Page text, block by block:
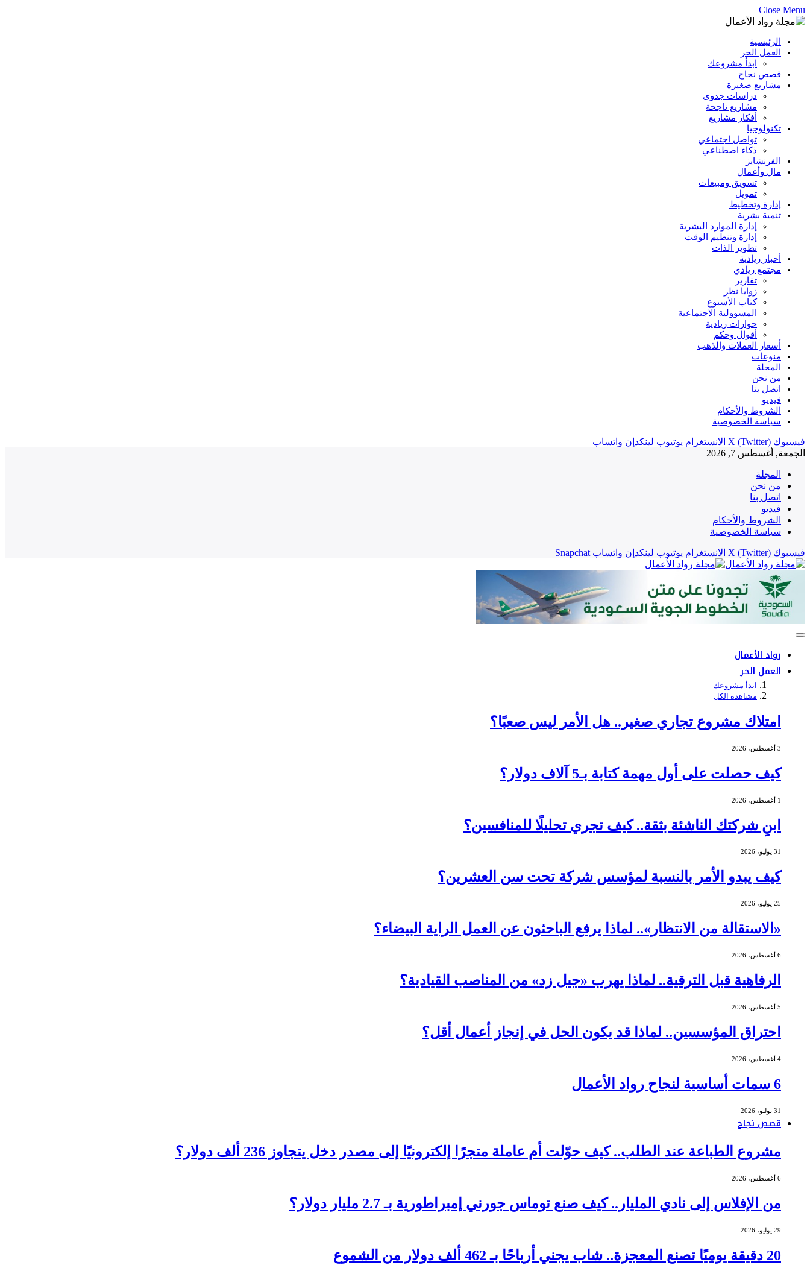
Close Menu
الرئيسية
العمل الحر
ابدأ مشروعك
قصص نجاح
مشاريع صغيرة
دراسات جدوى
مشاريع ناجحة
أفكار مشاريع
تكنولوجيا
تواصل اجتماعي
ذكاء اصطناعي
الفرنشايز
مال وأعمال
تسويق ومبيعات
تمويل
إدارة وتخطيط
تنمية بشرية
إدارة الموارد البشرية
إدارة وتنظيم الوقت
تطوير الذات
أخبار ريادية
مجتمع ريادي
تقارير
زوايا نظر
كتاب الأسبوع
المسؤولية الاجتماعية
حوارات ريادية
أقوال وحكم
أسعار العملات والذهب
منوعات
المجلة
من نحن
اتصل بنا
فيديو
الشروط والأحكام
سياسة الخصوصية
فيسبوك X (Twitter) الانستغرام يوتيوب لينكدإن واتساب
الجمعة, أغسطس 7, 2026
المجلة
من نحن
اتصل بنا
فيديو
الشروط والأحكام
سياسة الخصوصية
فيسبوك X (Twitter) الانستغرام يوتيوب لينكدإن واتساب Snapchat
رواد الأعمال
العمل الحر
ابدأ مشروعك
مشاهدة الكل
امتلاك مشروع تجاري صغير.. هل الأمر ليس صعبًا؟
3 أغسطس، 2026
كيف حصلت على أول مهمة كتابة بـ5 آلاف دولار؟
1 أغسطس، 2026
ابنِ شركتك الناشئة بثقة.. كيف تجري تحليلًا للمنافسين؟
31 يوليو، 2026
كيف يبدو الأمر بالنسبة لمؤسس شركة تحت سن العشرين؟
25 يوليو، 2026
«الاستقالة من الانتظار».. لماذا يرفع الباحثون عن العمل الراية البيضاء؟
6 أغسطس، 2026
الرفاهية قبل الترقية.. لماذا يهرب «جيل زد» من المناصب القيادية؟
5 أغسطس، 2026
احتراق المؤسسين.. لماذا قد يكون الحل في إنجاز أعمال أقل؟
4 أغسطس، 2026
6 سمات أساسية لنجاح رواد الأعمال
31 يوليو، 2026
قصص نجاح
مشروع الطباعة عند الطلب.. كيف حوّلت أم عاملة متجرًا إلكترونيًا إلى مصدر دخل يتجاوز 236 ألف دولار؟
6 أغسطس، 2026
من الإفلاس إلى نادي المليار.. كيف صنع توماس جورني إمبراطورية بـ 2.7 مليار دولار؟
29 يوليو، 2026
20 دقيقة يوميًا تصنع المعجزة.. شاب يجني أرباحًا بـ 462 ألف دولار من الشموع